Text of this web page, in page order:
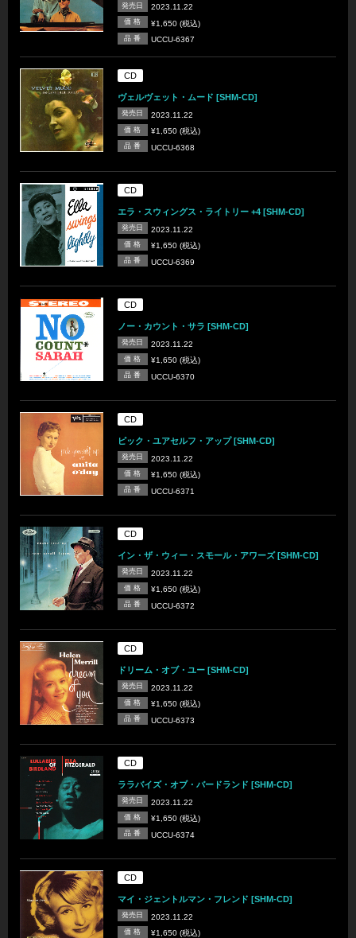
発売日 2023.11.22
価 格 ¥1,650 (税込)
品 番 UCCU-6367
CD
ヴェルヴェット・ムード [SHM-CD]
発売日 2023.11.22
価 格 ¥1,650 (税込)
品 番 UCCU-6368
CD
エラ・スウィングス・ライトリー +4 [SHM-CD]
発売日 2023.11.22
価 格 ¥1,650 (税込)
品 番 UCCU-6369
CD
ノー・カウント・サラ [SHM-CD]
発売日 2023.11.22
価 格 ¥1,650 (税込)
品 番 UCCU-6370
CD
ピック・ユアセルフ・アップ [SHM-CD]
発売日 2023.11.22
価 格 ¥1,650 (税込)
品 番 UCCU-6371
CD
イン・ザ・ウィー・スモール・アワーズ [SHM-CD]
発売日 2023.11.22
価 格 ¥1,650 (税込)
品 番 UCCU-6372
CD
ドリーム・オブ・ユー [SHM-CD]
発売日 2023.11.22
価 格 ¥1,650 (税込)
品 番 UCCU-6373
CD
ララバイズ・オブ・バードランド [SHM-CD]
発売日 2023.11.22
価 格 ¥1,650 (税込)
品 番 UCCU-6374
CD
マイ・ジェントルマン・フレンド [SHM-CD]
発売日 2023.11.22
価 格 ¥1,650 (税込)